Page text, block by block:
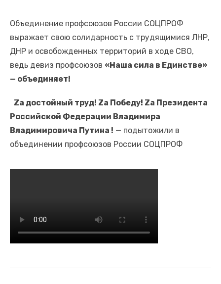
Объединение профсоюзов России СОЦПРОФ
выражает свою солидарность с трудящимися ЛНР,
ДНР и освобожденных территорий в ходе СВО,
ведь девиз профсоюзов «Наша сила в Единстве»
— объединяет!
Zа достойный труд! Za Победу! Za Президента
Российской Федерации Владимира
Владимировича Путина ! — подытожили в
объединении профсоюзов России СОЦПРОФ